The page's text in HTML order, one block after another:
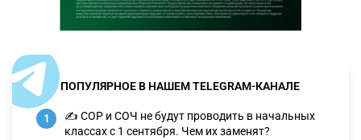
ПОПУЛЯРНОЕ В НАШЕМ TELEGRAM-КАНАЛЕ
1
✍️ СОР и СОЧ не будут проводить в начальных
классах с 1 сентября. Чем их заменят?